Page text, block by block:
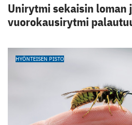
Unirytmi sekaisin loman
vuorokausirytmi
HYÖNTEISEN PISTO